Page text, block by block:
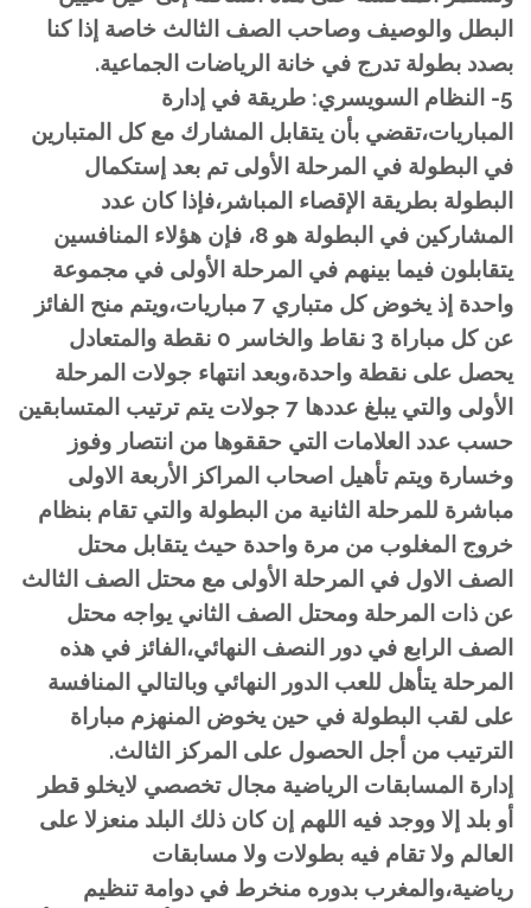
البطل والوصيف وصاحب الصف الثالث خاصة إذا كنا
بصدد بطولة تدرج في خانة الرياضات الجماعية.
5- النظام السويسري: طريقة في إدارة
المباريات،تقضي بأن يتقابل المشارك مع كل المتبارين
في البطولة في المرحلة الأولى تم بعد إستكمال
البطولة بطريقة الإقصاء المباشر،فإذا كان عدد
المشاركين في البطولة هو 8، فإن هؤلاء المنافسين
يتقابلون فيما بينهم في المرحلة الأولى في مجموعة
واحدة إذ يخوض كل متباري 7 مباريات،ويتم منح الفائز
عن كل مباراة 3 نقاط والخاسر 0 نقطة والمتعادل
يحصل على نقطة واحدة،وبعد انتهاء جولات المرحلة
الأولى والتي يبلغ عددها 7 جولات يتم ترتيب المتسابقين
حسب عدد العلامات التي حققوها من انتصار وفوز
وخسارة ويتم تأهيل اصحاب المراكز الأربعة الاولى
مباشرة للمرحلة الثانية من البطولة والتي تقام بنظام
خروج المغلوب من مرة واحدة حيث يتقابل محتل
الصف الاول في المرحلة الأولى مع محتل الصف الثالث
عن ذات المرحلة ومحتل الصف الثاني يواجه محتل
الصف الرابع في دور النصف النهائي،الفائز في هذه
المرحلة يتأهل للعب الدور النهائي وبالتالي المنافسة
على لقب البطولة في حين يخوض المنهزم مباراة
الترتيب من أجل الحصول على المركز الثالث.
إدارة المسابقات الرياضية مجال تخصصي لايخلو قطر
أو بلد إلا ووجد فيه اللهم إن كان ذلك البلد منعزلا على
العالم ولا تقام فيه بطولات ولا مسابقات
رياضية،والمغرب بدوره منخرط في دوامة تنظيم